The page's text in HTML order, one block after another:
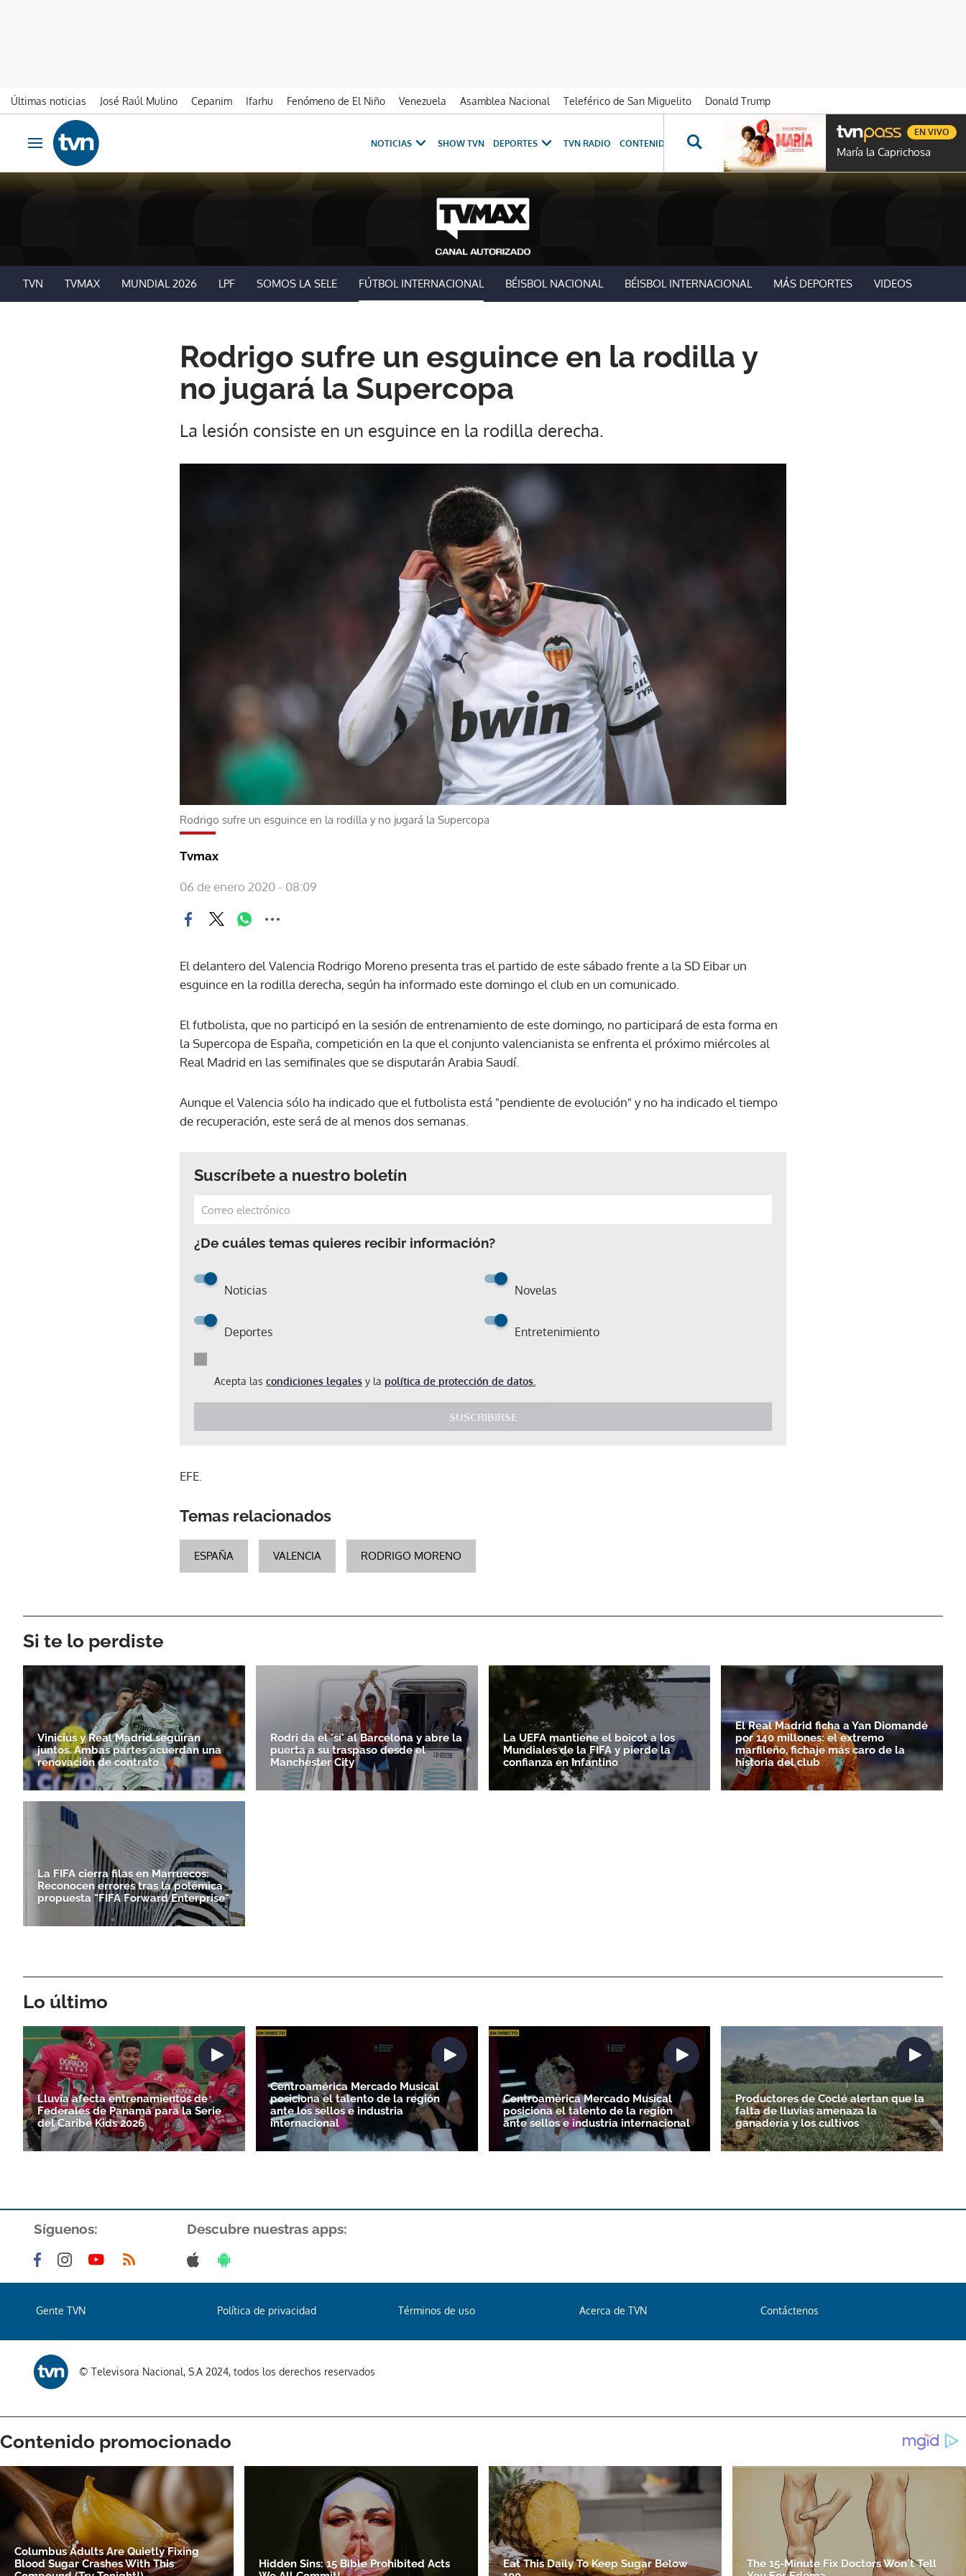
Últimas noticias José Raúl Mulino Cepanim Ifarhu Fenómeno de El Niño Venezuela Asamblea Nacional Teleférico de San Miguelito
Donald Trump
Ir al contenido
Obrir navegació
NOTICIAS SHOW TVN DEPORTES TVN RADIO CONTENIDOS ESPECIALES NOVELAS PROGRAMAS GENTE TVN
María la Caprichosa
EN VIVO
TVN TVMAX MUNDIAL 2026 LPF SOMOS LA SELE FÚTBOL INTERNACIONAL BÉISBOL NACIONAL BÉISBOL INTERNACIONAL MÁS DEPORTES VIDEOS
Rodrigo sufre un esguince en la rodilla y
no jugará la Supercopa
La lesión consiste en un esguince en la rodilla derecha.
Rodrigo sufre un esguince en la rodilla y no jugará la Supercopa
Tvmax
06 de enero 2020 - 08:09
El delantero del Valencia Rodrigo Moreno presenta tras el partido de este sábado frente a la SD Eibar un
esguince en la rodilla derecha, según ha informado este domingo el club en un comunicado.
El futbolista, que no participó en la sesión de entrenamiento de este domingo, no participará de esta forma en
la Supercopa de España, competición en la que el conjunto valencianista se enfrenta el próximo miércoles al
Real Madrid en las semifinales que se disputarán Arabia Saudí.
Aunque el Valencia sólo ha indicado que el futbolista está "pendiente de evolución" y no ha indicado el tiempo
de recuperación, este será de al menos dos semanas.
Suscríbete a nuestro boletín
¿De cuáles temas quieres recibir información?
Noticias Novelas
Deportes Entretenimiento
Acepta las condiciones legales y la política de protección de datos.
SUSCRIBIRSE
Gracias por suscribirte a nuestro boletín.
ACEPTAR
EFE.
Temas relacionados
ESPAÑA VALENCIA RODRIGO MORENO
Si te lo perdiste
Vinicius y Real Madrid seguirán
juntos. Ambas partes acuerdan una
renovación de contrato
Rodri da el 'sí' al Barcelona y abre la
puerta a su traspaso desde el
Manchester City
La UEFA mantiene el boicot a los
Mundiales de la FIFA y pierde la
confianza en Infantino
El Real Madrid ficha a Yan Diomandé
por 140 millones: el extremo
marfileño, fichaje más caro de la
historia del club
La FIFA cierra filas en Marruecos:
Reconocen errores tras la polémica
propuesta "FIFA Forward Enterprise"
Lo último
Lluvia afecta entrenamientos de
Federales de Panamá para la Serie
del Caribe Kids 2026
Centroamérica Mercado Musical
posiciona el talento de la región
ante los sellos e industria
internacional
Centroamérica Mercado Musical
posiciona el talento de la región
ante sellos e industria internacional
Productores de Coclé alertan que la
falta de lluvias amenaza la
ganadería y los cultivos
Síguenos: Descubre nuestras apps:
Gente TVN Política de privacidad Términos de uso Acerca de TVN Contáctenos
© Televisora Nacional, S.A 2024, todos los derechos reservados